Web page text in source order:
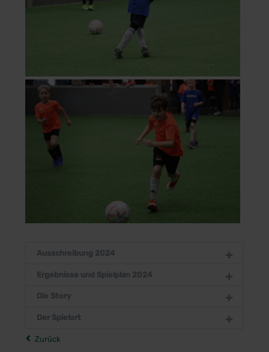
Ausschreibung 2024
Ergebnisse und Spielplan 2024
Die Story
Der Spielort
Zurück